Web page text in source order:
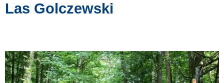
Las Golczewski